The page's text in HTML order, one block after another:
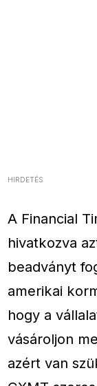
HIRDETÉS
A Financial
hivatkozva
beadványt
amerikai
hogy a
vásároljon
azért van